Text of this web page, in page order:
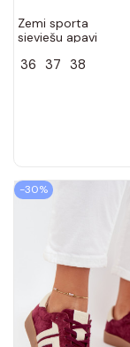
Zemi sporta
sieviešu apavi
Ardira
36 37 38
-30%